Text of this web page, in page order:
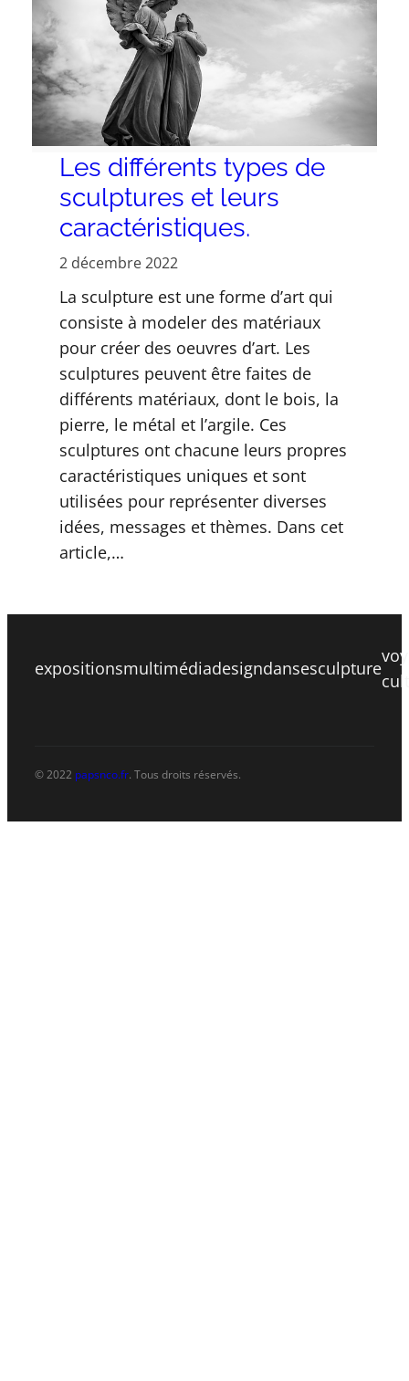
Les différents types de
sculptures et leurs
caractéristiques.
2 décembre 2022
La sculpture est une forme d’art qui
consiste à modeler des matériaux
pour créer des oeuvres d’art. Les
sculptures peuvent être faites de
différents matériaux, dont le bois, la
pierre, le métal et l’argile. Ces
sculptures ont chacune leurs propres
caractéristiques uniques et sont
utilisées pour représenter diverses
idées, messages et thèmes. Dans cet
article,…
expositionsmultimédiadesigndansesculpture
© 2022 papsnco.fr. Tous droits réservés.